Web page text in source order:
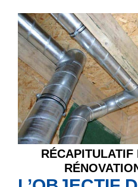
RÉCAPITULATIF